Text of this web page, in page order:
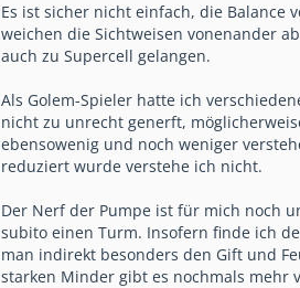
Es ist sicher nicht einfach, die Balance
weichen die Sichtweisen vonenander
auch zu Supercell gelangen.
Als Golem-Spieler hatte ich
nicht zu unrecht generft,
ebensowenig und noch weniger
reduziert wurde verstehe ich nicht.
Der Nerf der Pumpe ist für mich noch
subito einen Turm. Insofern finde ich
man indirekt besonders den Gift und
starken Minder gibt es nochmals mehr